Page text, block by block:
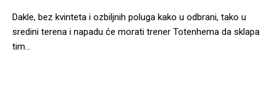
Dakle, bez kvinteta i ozbiljnih poluga kako u odbrani, tako u
sredini terena i napadu će morati trener Totenhema da sklapa
tim…